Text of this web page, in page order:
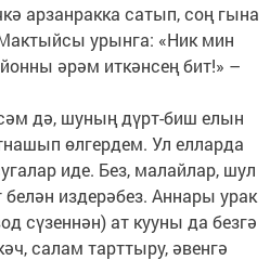
арзанракка сатып, соң гына
урынга: «Ник мин
әрәм иткәнсең бит!» –
дә, шуның дүрт-биш елын
өлгердем. Ул елларда
иде. Без, малайлар, шул
издерәбез. Аннары урак
сүзеннән) ат кууны да безгә
салам тарттыру, әвенгә